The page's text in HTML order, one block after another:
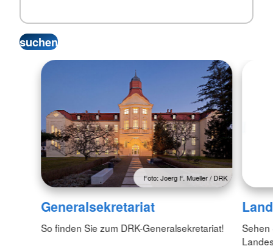
Foto: Joerg F. Mueller / DRK
Generalsekretariat
So finden Sie zum DRK-Generalsekretariat!
Sehen